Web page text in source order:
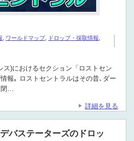
ワールドマップ ドロップ・採取情報
ス)におけるセクション「ロストセン
報｡ ロストセントラルはその昔､ダー
閉…
詳細を見る
バステーターズのドロッ